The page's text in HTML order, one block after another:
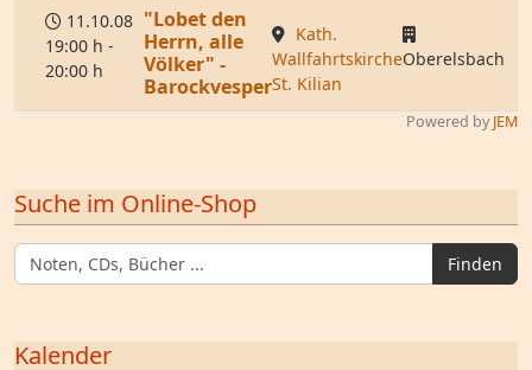
11.10.08
19:00 h -
20:00 h
"Lobet den
Herrn, alle
Völker" -
Barockvesper
Kath.
Wallfahrtskirche
St. Kilian
Oberelsbach
Powered byJEM
Suche im Online-Shop
Finden
Kalender